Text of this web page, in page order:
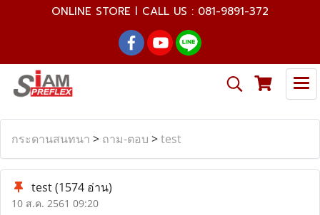
ONLINE STORE l CALL US : 081-9891-372
กระดานสนทนา > ถาม-ตอบ >test
test(1574 อ่าน)
10 ส.ค. 2561 09:20